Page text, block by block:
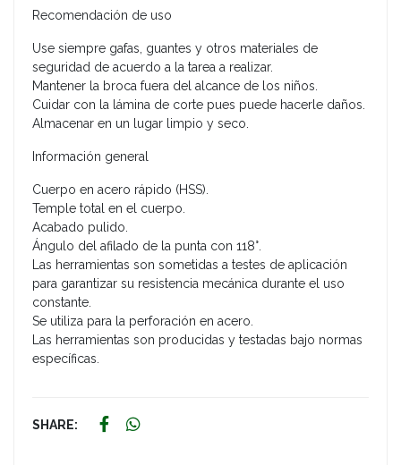
Recomendación de uso
Use siempre gafas, guantes y otros materiales de
seguridad de acuerdo a la tarea a realizar.
Mantener la broca fuera del alcance de los niños.
Cuidar con la lámina de corte pues puede hacerle daños.
Almacenar en un lugar limpio y seco.
Información general
Cuerpo en acero rápido (HSS).
Temple total en el cuerpo.
Acabado pulido.
Ángulo del afilado de la punta con 118°.
Las herramientas son sometidas a testes de aplicación
para garantizar su resistencia mecánica durante el uso
constante.
Se utiliza para la perforación en acero.
Las herramientas son producidas y testadas bajo normas
específicas.
SHARE: